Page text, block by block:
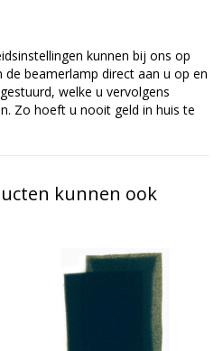
kunnen bij ons op
de beamerlamp direct aan u op en
welke u vervolgens
Zo hoeft u nooit geld in huis te
kunnen ook